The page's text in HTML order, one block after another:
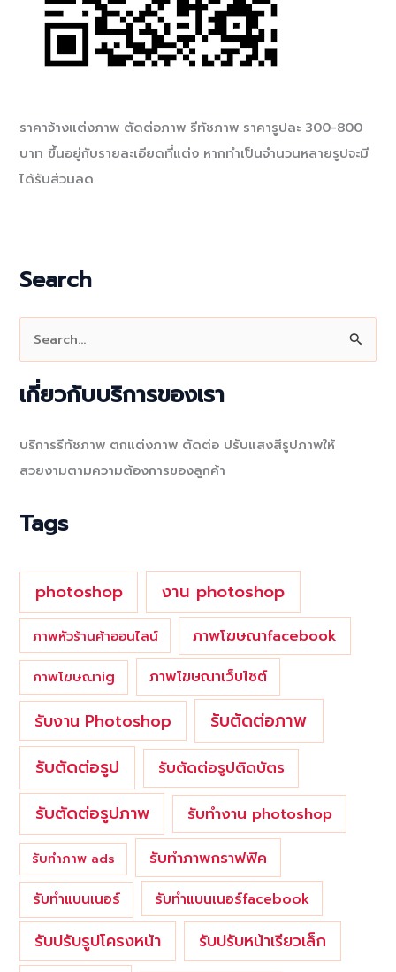
ราคาจ้างแต่งภาพ ตัดต่อภาพ รีทัชภาพ ราคารูปละ 300-800
บาท ขึ้นอยู่กับรายละเอียดที่แต่ง หากทำเป็นจำนวนหลายรูปจะมี
ได้รับส่วนลด
Search
r
เกี่ยวกับบริการของเรา
บริการรีทัชภาพ ตกแต่งภาพ ตัดต่อ ปรับแสงสีรูปภาพให้
สวยงามตามความต้องการของลูกค้า
Tags
photoshop งาน photoshop
ภาพหัวร้านค้าออนไลน์ ภาพโฆษณาfacebook
ภาพโฆษณาig ภาพโฆษณาเว็บไซต์
รับงาน Photoshop
รับตัดต่อภาพ
รับตัดต่อรูป
รับตัดต่อรูปติดบัตร
รับตัดต่อรูปภาพ รับทำงาน photoshop
รับทำภาพ ads รับทำภาพกราฟฟิค
รับทำแบนเนอร์ รับทำแบนเนอร์facebook
รับปรับรูปโครงหน้า รับปรับหน้าเรียวเล็ก